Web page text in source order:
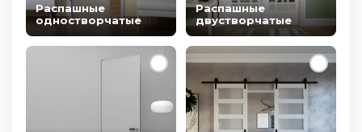
Распашные
одностворчатые
Распашные
двустворчатые